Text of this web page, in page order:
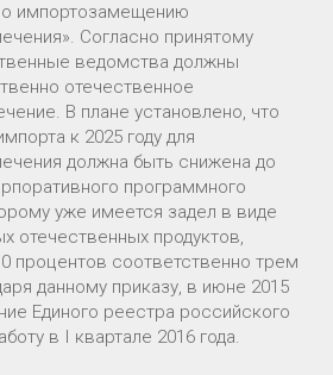
импортозамещению
Согласно принятому
ведомства должны
отечественное
В плане установлено, что
к 2025 году для
должна быть снижена до
программного
уже имеется задел в виде
отечественных продуктов,
процентов соответственно трем
данному приказу, в июне 2015
Единого реестра российского
в I квартале 2016 года.